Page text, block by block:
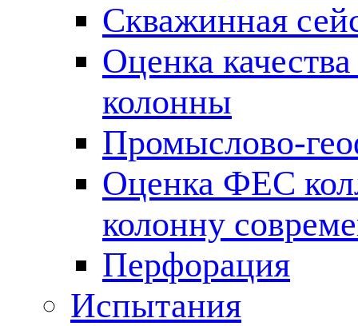
Скважинная
Оценка
колонны
Промыслово-
Оценка ФЕС
колонну
Перфорация
Испытания